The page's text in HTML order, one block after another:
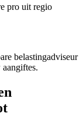
pro uit regio
belastingadviseur